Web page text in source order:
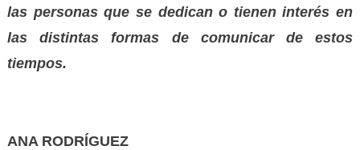
las personas que se dedican o tienen interés en
las distintas formas de comunicar de estos
tiempos.
ANA RODRÍGUEZ